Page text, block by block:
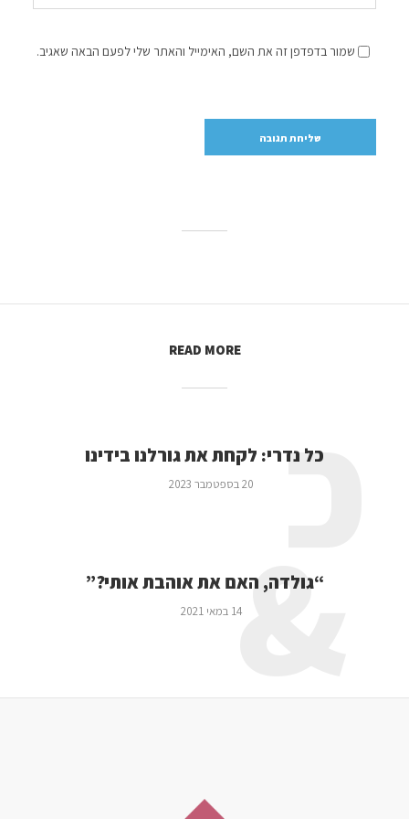
שמור בדפדפן זה את השם, האימייל והאתר שלי לפעם הבאה שאגיב.
READ MORE
כל נדרי: לקחת את גורלנו בידינו
20 בספטמבר 2023 כ
“גולדה, האם את אוהבת אותי?”
14 במאי 2021&